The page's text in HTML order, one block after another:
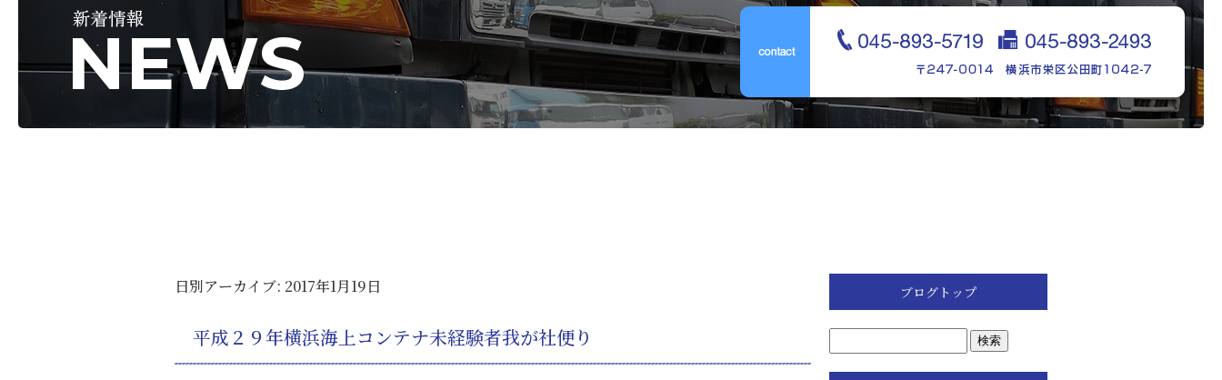
日別アーカイブ: 2017年1月19日
平成２９年横浜海上コンテナ未経験者我が社便り
ブログトップ